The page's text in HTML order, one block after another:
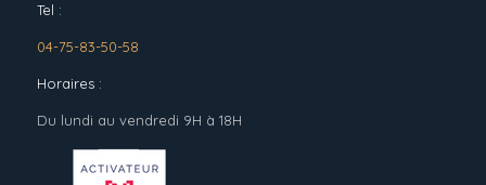
Tel :
04-75-83-50-58
Horaires :
Du lundi au vendredi 9H à 18H